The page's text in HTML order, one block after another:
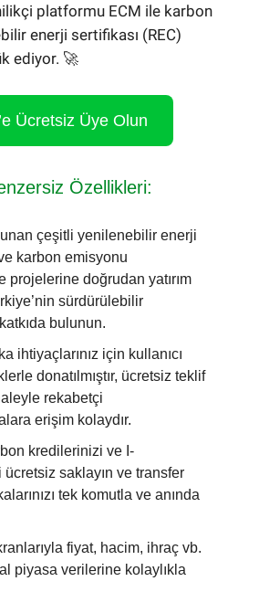
platformu ECM ile karbon
enerji sertifikası (REC)
ediyor. 🚀
Ücretsiz Üye Olun
Özellikleri:
çeşitli yenilenebilir enerji
karbon emisyonu
projelerine doğrudan yatırım
sürdürülebilir
bulunun.
ihtiyaçlarınız için kullanıcı
donatılmıştır, ücretsiz teklif
rekabetçi
erişim kolaydır.
kredilerinizi ve I-
ücretsiz saklayın ve transfer
tek komutla ve anında
fiyat, hacim, ihraç vb.
piyasa verilerine kolaylıkla